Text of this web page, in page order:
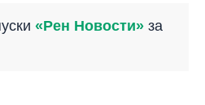
«Рен Новости» за